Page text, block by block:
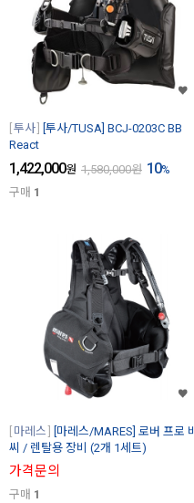
투사
[투사/TUSA] BCJ-0203C BB
React
1,422,000원 1,580,000원 10%
구매 1
마레스
[마레스/MARES] 로버 프로 비
씨 / 렌탈용 장비 (2개 1세트)
가격문의
구매 1